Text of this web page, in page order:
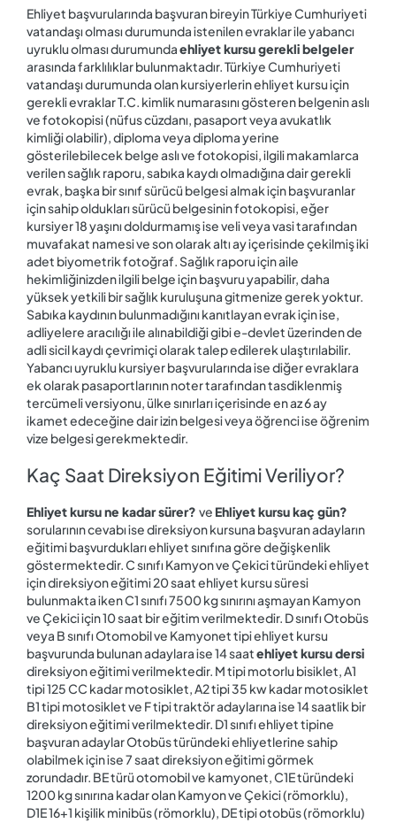
Ehliyet başvurularında başvuran bireyin Türkiye Cumhuriyeti
vatandaşı olması durumunda istenilen evraklar ile yabancı
uyruklu olması durumundaehliyet kursu gerekli belgeler
arasında farklılıklar bulunmaktadır. Türkiye Cumhuriyeti
vatandaşı durumunda olan kursiyerlerin ehliyet kursu için
gerekli evraklar T.C. kimlik numarasını gösteren belgenin aslı
ve fotokopisi (nüfus cüzdanı, pasaport veya avukatlık
kimliği olabilir), diploma veya diploma yerine
gösterilebilecek belge aslı ve fotokopisi, ilgili makamlarca
verilen sağlık raporu, sabıka kaydı olmadığına dair gerekli
evrak, başka bir sınıf sürücü belgesi almak için başvuranlar
için sahip oldukları sürücü belgesinin fotokopisi, eğer
kursiyer 18 yaşını doldurmamış ise veli veya vasi tarafından
muvafakat namesi ve son olarak altı ay içerisinde çekilmiş iki
adet biyometrik fotoğraf. Sağlık raporu için aile
hekimliğinizden ilgili belge için başvuru yapabilir, daha
yüksek yetkili bir sağlık kuruluşuna gitmenize gerek yoktur.
Sabıka kaydının bulunmadığını kanıtlayan evrak için ise,
adliyelere aracılığı ile alınabildiği gibi e-devlet üzerinden de
adli sicil kaydı çevrimiçi olarak talep edilerek ulaştırılabilir.
Yabancı uyruklu kursiyer başvurularında ise diğer evraklara
ek olarak pasaportlarının noter tarafından tasdiklenmiş
tercümeli versiyonu, ülke sınırları içerisinde en az 6 ay
ikamet edeceğine dair izin belgesi veya öğrenci ise öğrenim
vize belgesi gerekmektedir.
Kaç Saat Direksiyon Eğitimi Veriliyor?
Ehliyet kursu ne kadar sürer? ve Ehliyet kursu kaç gün?
sorularının cevabı ise direksiyon kursuna başvuran adayların
eğitimi başvurdukları ehliyet sınıfına göre değişkenlik
göstermektedir. C sınıfı Kamyon ve Çekici türündeki ehliyet
için direksiyon eğitimi 20 saat ehliyet kursu süresi
bulunmakta iken C1 sınıfı 7500 kg sınırını aşmayan Kamyon
ve Çekici için 10 saat bir eğitim verilmektedir. D sınıfı Otobüs
veya B sınıfı Otomobil ve Kamyonet tipi ehliyet kursu
başvurunda bulunan adaylara ise 14 saatehliyet kursu dersi
direksiyon eğitimi verilmektedir. M tipi motorlu bisiklet, A1
tipi 125 CC kadar motosiklet, A2 tipi 35 kw kadar motosiklet
B1 tipi motosiklet ve F tipi traktör adaylarına ise 14 saatlik bir
direksiyon eğitimi verilmektedir. D1 sınıfı ehliyet tipine
başvuran adaylar Otobüs türündeki ehliyetlerine sahip
olabilmek için ise 7 saat direksiyon eğitimi görmek
zorundadır. BE türü otomobil ve kamyonet, C1E türündeki
1200 kg sınırına kadar olan Kamyon ve Çekici (römorklu),
D1E 16+1 kişilik minibüs (römorklu), DE tipi otobüs (römorklu)